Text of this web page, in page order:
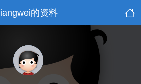
liangwei的资料